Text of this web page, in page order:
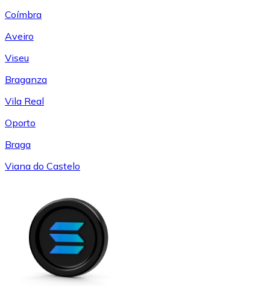
Coímbra
Aveiro
Viseu
Braganza
Vila Real
Oporto
Braga
Viana do Castelo